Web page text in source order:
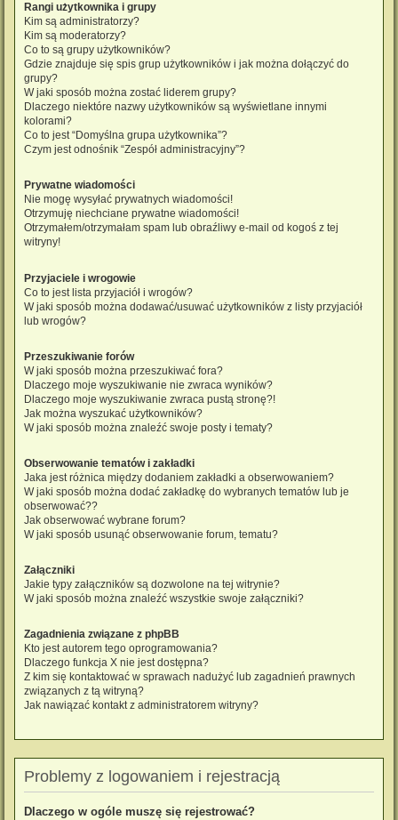
Rangi użytkownika i grupy
Kim są administratorzy?
Kim są moderatorzy?
Co to są grupy użytkowników?
Gdzie znajduje się spis grup użytkowników i jak można dołączyć do
grupy?
W jaki sposób można zostać liderem grupy?
Dlaczego niektóre nazwy użytkowników są wyświetlane innymi
kolorami?
Co to jest “Domyślna grupa użytkownika”?
Czym jest odnośnik “Zespół administracyjny”?
Prywatne wiadomości
Nie mogę wysyłać prywatnych wiadomości!
Otrzymuję niechciane prywatne wiadomości!
Otrzymałem/otrzymałam spam lub obraźliwy e-mail od kogoś z tej
witryny!
Przyjaciele i wrogowie
Co to jest lista przyjaciół i wrogów?
W jaki sposób można dodawać/usuwać użytkowników z listy przyjaciół
lub wrogów?
Przeszukiwanie forów
W jaki sposób można przeszukiwać fora?
Dlaczego moje wyszukiwanie nie zwraca wyników?
Dlaczego moje wyszukiwanie zwraca pustą stronę?!
Jak można wyszukać użytkowników?
W jaki sposób można znaleźć swoje posty i tematy?
Obserwowanie tematów i zakładki
Jaka jest różnica między dodaniem zakładki a obserwowaniem?
W jaki sposób można dodać zakładkę do wybranych tematów lub je
obserwować??
Jak obserwować wybrane forum?
W jaki sposób usunąć obserwowanie forum, tematu?
Załączniki
Jakie typy załączników są dozwolone na tej witrynie?
W jaki sposób można znaleźć wszystkie swoje załączniki?
Zagadnienia związane z phpBB
Kto jest autorem tego oprogramowania?
Dlaczego funkcja X nie jest dostępna?
Z kim się kontaktować w sprawach nadużyć lub zagadnień prawnych
związanych z tą witryną?
Jak nawiązać kontakt z administratorem witryny?
Problemy z logowaniem i rejestracją
Dlaczego w ogóle muszę się rejestrować?